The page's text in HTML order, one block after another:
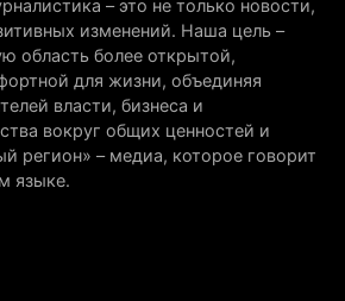
отменили приговор за
что подсудимому не дали
подорожал: в
начали действовать новые
– это не только новости,
изменений. Наша цель –
область более открытой,
для жизни, объединяя
власти, бизнеса и
вокруг общих ценностей и
регион» – медиа, которое говорит
языке.